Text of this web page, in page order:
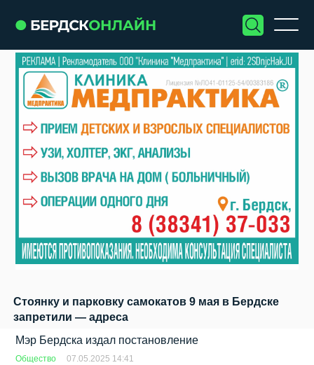
Стоянку и парковку самокатов 9 мая в Бердске
запретили — адреса
Мэр Бердска издал постановление
Общество
07.05.2025 14:41